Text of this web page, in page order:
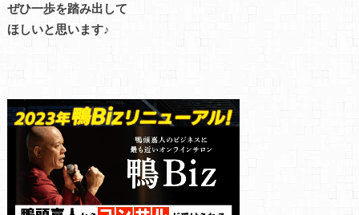
ぜひ一歩を踏み出して
ほしいと思います♪